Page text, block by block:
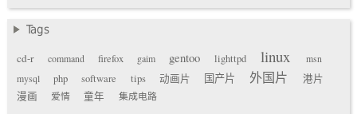
Tags
cd-r
command firefox gaim gentoo lighttpd linux
msn
mysql
php software tips 动画片 国产片 外国片
港片
漫画
爱情 童年 集成电路